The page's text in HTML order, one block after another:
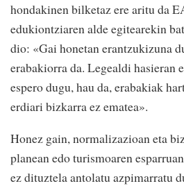
hondakinen bilketaz ere aritu da
edukiontziaren alde egitearekin
dio: «Gai honetan erantzukizuna
erabakiorra da. Legealdi hasieran
espero dugu, hau da, erabakiak
erdiari bizkarra ez ematea».
Honez gain, normalizazioan eta
planean edo turismoaren
ez dituztela antolatu azpimarratu